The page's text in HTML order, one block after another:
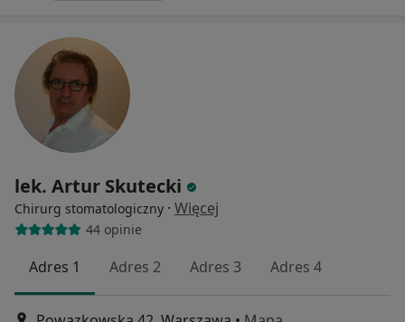
lek. Artur Skutecki
Chirurg stomatologiczny · Więcej
44 opinie
Adres 1 Adres 2 Adres 3 Adres 4